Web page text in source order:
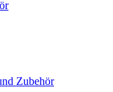
Zubehör